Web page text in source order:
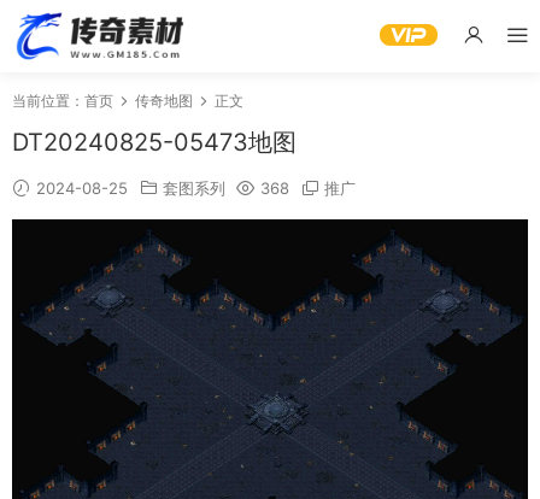
当前位置： 首页 传奇地图 正文
DT20240825-05473地图
2024-08-25 套图系列 368 推广